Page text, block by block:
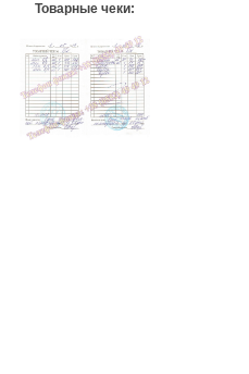
Товарные чеки: